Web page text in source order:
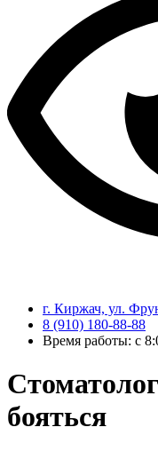
г. Киржач, ул.
8 (910) 180-88-88
Время работы: с
бояться